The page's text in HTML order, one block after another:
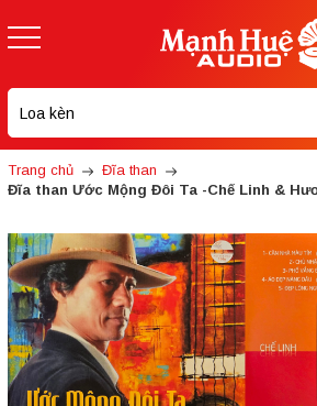
Trang chủ
Đĩa than
Đĩa than Ước Mộng Đôi Ta -Chế Linh &